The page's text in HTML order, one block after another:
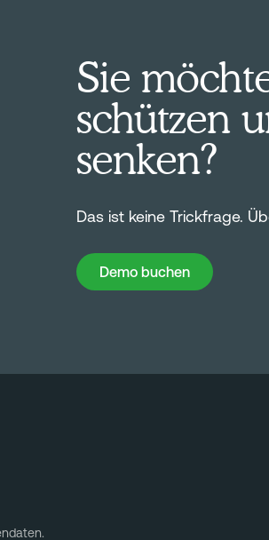
Sie
schützen
senken?
Das ist keine Trickfrage.
Demo buchen
Demo buchen